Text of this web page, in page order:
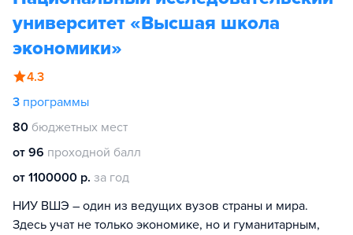
университет «Высшая школа
экономики»
4.3
3 программы
80 бюджетных мест
от 96 проходной балл
от 1100000 р. за год
НИУ ВШЭ – один из ведущих вузов страны и мира.
Здесь учат не только экономике, но и гуманитарным,